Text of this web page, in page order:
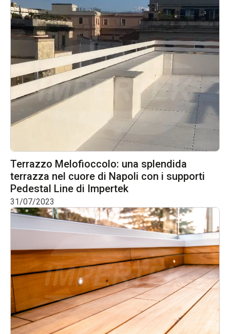
Terrazzo Melofioccolo: una splendida
terrazza nel cuore di Napoli con i supporti
Pedestal Line di Impertek
31/07/2023